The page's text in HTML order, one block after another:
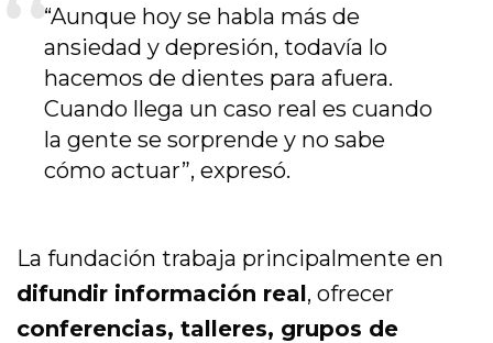
“Aunque hoy se habla más de
ansiedad y depresión, todavía lo
hacemos de dientes para afuera.
Cuando llega un caso real es cuando
la gente se sorprende y no sabe
cómo actuar”, expresó.
La fundación trabaja principalmente en
difundir información real, ofrecer
conferencias, talleres, grupos de